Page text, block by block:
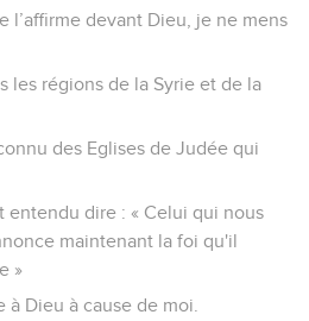
l’affirme devant Dieu, je ne mens
les régions de la Syrie et de la
des Eglises de Judée qui
entendu dire : « Celui qui nous
maintenant la foi qu'il
»
Dieu à cause de moi.